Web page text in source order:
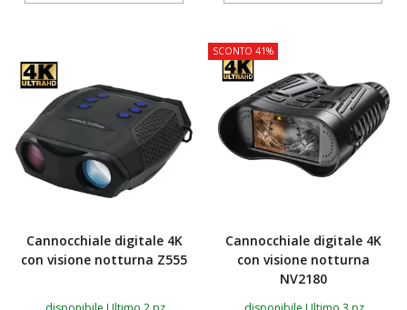
Cannocchiale digitale 4K
con visione notturna Z555
SCONTO 41%
Cannocchiale digitale 4K
con visione notturna
NV2180